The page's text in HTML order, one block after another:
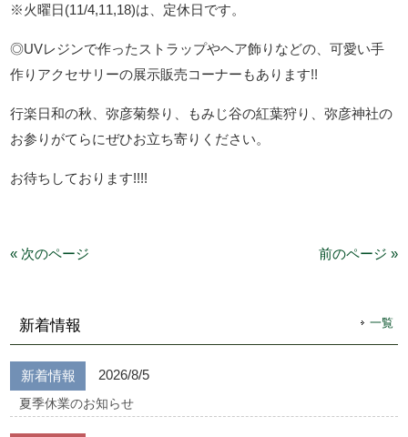
※火曜日(11/4,11,18)は、定休日です。
◎UVレジンで作ったストラップやヘア飾りなどの、可愛い手
作りアクセサリーの展示販売コーナーもあります!!
行楽日和の秋、弥彦菊祭り、もみじ谷の紅葉狩り、弥彦神社の
お参りがてらにぜひお立ち寄りください。
お待ちしております!!!!
« 次のページ 前のページ »
新着情報 一覧
新着情報 2026/8/5
夏季休業のお知らせ